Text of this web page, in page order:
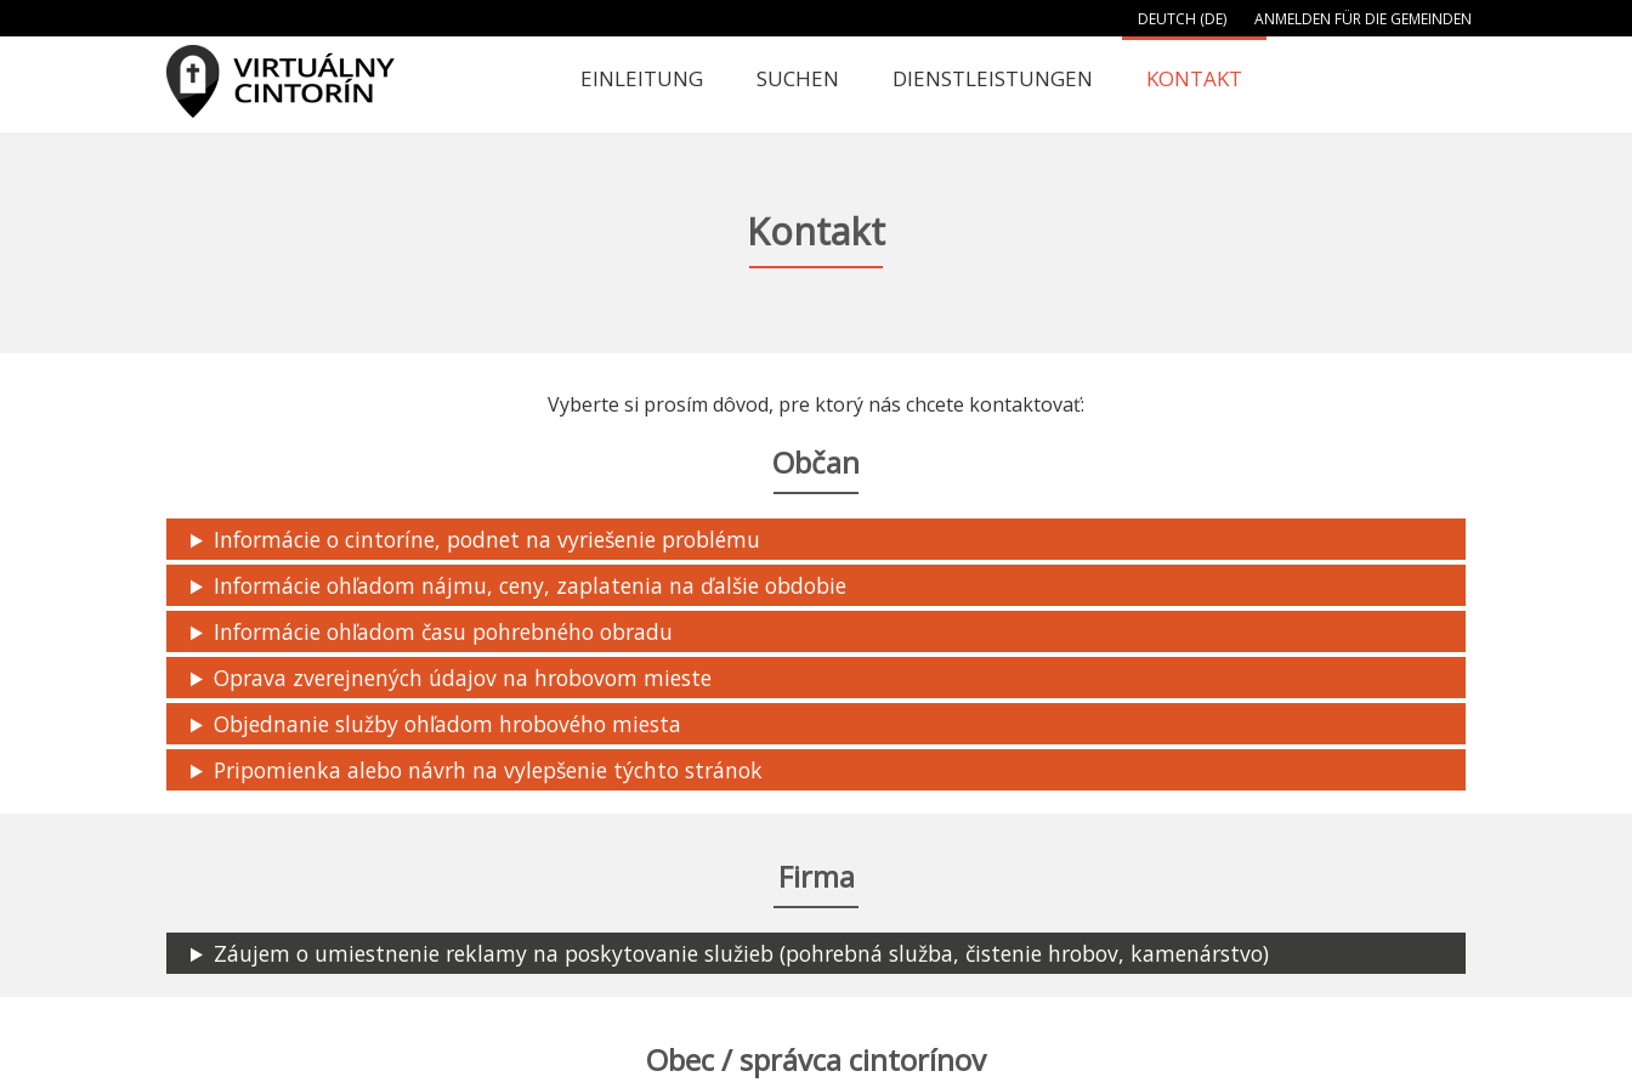
DEUTCH (DE) ANMELDEN FÜR DIE GEMEINDEN
EINLEITUNG SUCHEN DIENSTLEISTUNGEN KONTAKT
Kontakt
Vyberte si prosím dôvod, pre ktorý nás chcete kontaktovať:
Občan
Informácie o cintoríne, podnet na vyriešenie problému
Informácie ohľadom nájmu, ceny, zaplatenia na ďalšie obdobie
Informácie ohľadom času pohrebného obradu
Oprava zverejnených údajov na hrobovom mieste
Objednanie služby ohľadom hrobového miesta
Pripomienka alebo návrh na vylepšenie týchto stránok
Firma
Záujem o umiestnenie reklamy na poskytovanie služieb (pohrebná služba, čistenie hrobov, kamenárstvo)
Obec / správca cintorínov